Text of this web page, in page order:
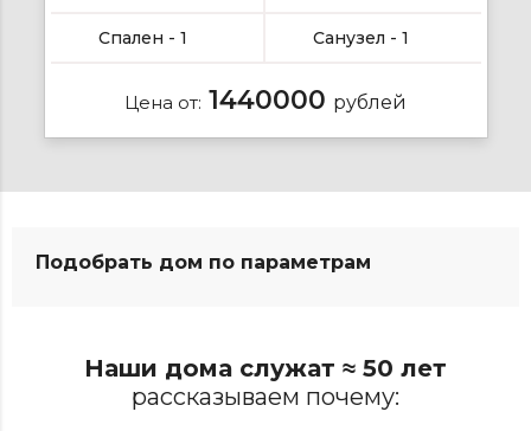
Спален - 1 Санузел - 1
Цена от: 1440000 рублей
Подобрать дом по параметрам
Наши дома служат ≈ 50 лет
рассказываем почему: